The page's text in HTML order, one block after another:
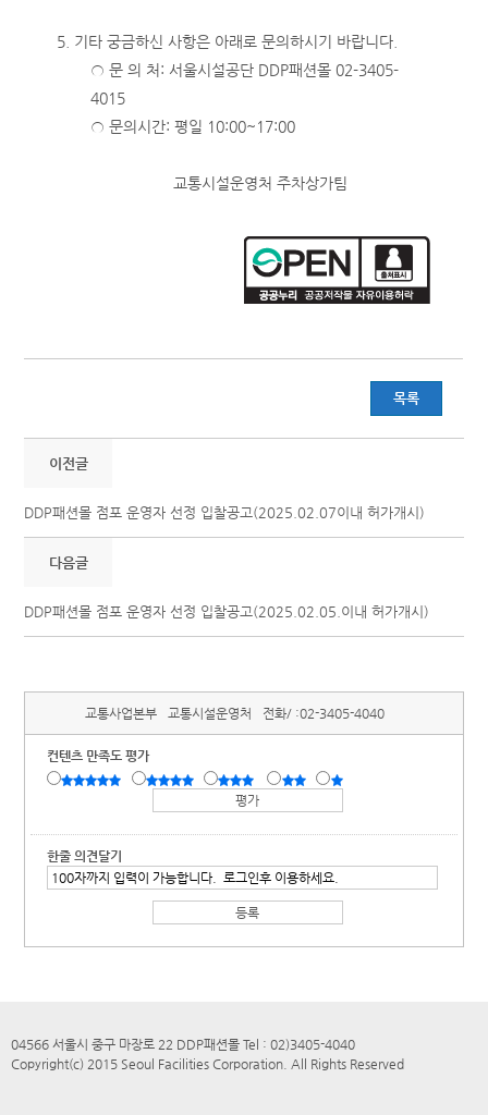
5. 기타 궁금하신 사항은 아래로 문의하시기 바랍니다.
○ 문 의 처: 서울시설공단 DDP패션몰 02-3405-
4015
○ 문의시간: 평일 10:00~17:00
교통시설운영처 주차상가팀
목록
이전글
DDP패션몰 점포 운영자 선정 입찰공고(2025.02.07이내 허가개시)
다음글
DDP패션몰 점포 운영자 선정 입찰공고(2025.02.05.이내 허가개시)
교통사업본부 교통시설운영처 전화/ :02-3405-4040
컨텐츠 만족도 평가
한줄 의견달기
04566 서울시 중구 마장로 22 DDP패션몰 Tel : 02)3405-4040
Copyright(c) 2015 Seoul Facilities Corporation. All Rights Reserved